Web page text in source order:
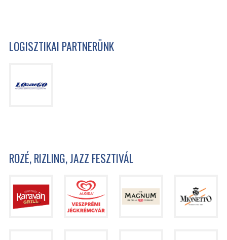
LOGISZTIKAI PARTNERÜNK
ROZÉ, RIZLING, JAZZ FESZTIVÁL